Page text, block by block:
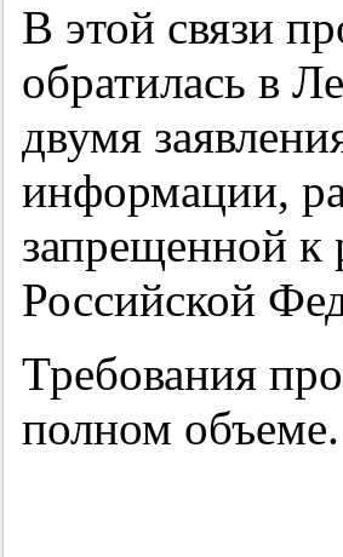
В этой связи
обратилась в
двумя
информации,
запрещенной к
Российской
Требования
полном объеме.